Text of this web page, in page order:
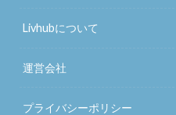
Livhubについて
運営会社
プライバシーポリシー